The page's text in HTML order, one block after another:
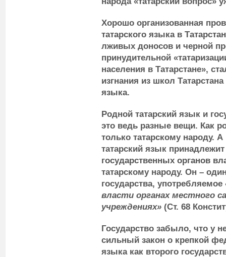
Хорошо организованная
татарского языка в
лживых доносов и черной
принудительной
населения в Татарстане»,
изгнания из школ Татарстана
языка.
Родной татарский язык и
это ведь разные вещи. Как
только татарскому народу.
татарский язык
государственных органов
татарскому народу. Он –
государства, употребляемое
власти органах местного
учреждениях» (Ст. 68
Государство забыло, что у
сильный закон о крепкой
языка как второго